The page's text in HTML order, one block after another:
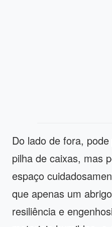
Do lado de fora,
pilha de caixas, mas
espaço
que apenas um
resiliência e